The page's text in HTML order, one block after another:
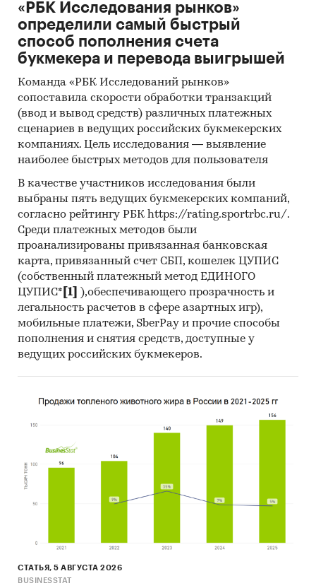
«РБК Исследования рынков»
определили самый быстрый
способ пополнения счета
букмекера и перевода выигрышей
Команда «РБК Исследований рынков»
сопоставила скорости обработки транзакций
(ввод и вывод средств) различных платежных
сценариев в ведущих российских букмекерских
компаниях. Цель исследования — выявление
наиболее быстрых методов для пользователя
В качестве участников исследования были
выбраны пять ведущих букмекерских компаний,
согласно рейтингу РБК https://rating.sportrbc.ru/.
Среди платежных методов были
проанализированы привязанная банковская
карта, привязанный счет СБП, кошелек ЦУПИС
(собственный платежный метод ЕДИНОГО
ЦУПИС* [1]
),обеспечивающего прозрачность и
легальность расчетов в сфере азартных игр),
мобильные платежи, SberPay и прочие способы
пополнения и снятия средств, доступные у
ведущих российских букмекеров.
СТАТЬЯ, 5 АВГУСТА 2026
BUSINESSTAT